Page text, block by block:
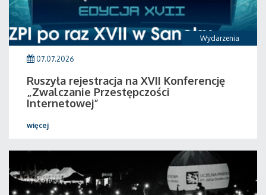
Wydarzenia
07.07.2026
Ruszyła rejestracja na XVII Konferencję
„Zwalczanie Przestępczości
Internetowej”
więcej